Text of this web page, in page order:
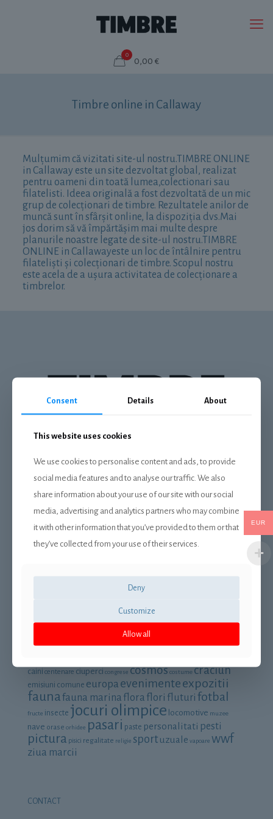
0
0,00 €
Timbre online in Callaway
Mulțumim că vizitati site-ul nostru.TIMBRE ONLINE
in Callaway este un site dezvoltat global, realizat
pentru oameni din toată lumea,colectionari sau
filatelisti. Ideea originală a fost dezvoltată de un mic
grup de colecționari de timbre. Rezultatele anilor de
muncă sunt în sfârșit online, la dispoziția dvs.Mai
jos dorim să vă împărtășim mai multe despre
planurile noastre legate de site-ul nostru.TIMBRE
ONLINE in Callawayeste un loc de întâlnire pentru
filateliști și colecționari de timbre. Scopul nostru
este acela de a ușura activitatea de colecționare a
timbrelor.
DESPRE NOI
Plata
Politica de confidentialitate
caini centenare ciuperci congrese cosmoscostumecraciun
emisiuni comune europa evenimenteexpozitii
faunafauna marina flora flori fluturi fotbal
fructe insecte jocuri olimpice locomotive muzee
nave orase orhidee pasari paste personalitati pesti
pictura pisici regalitate religie sport uzuale vapoare wwf
ziua marcii
CONTACT
EUR
Consent Details About
This website uses cookies
We use cookies to personalise content and ads, to provide
social media features and to analyse our traffic. We also
share information about your use of our site with our social
media, advertising and analytics partners who may combine
it with other information that you’ve provided to them or that
they’ve collected from your use of their services.
Deny
Customize
Allow all